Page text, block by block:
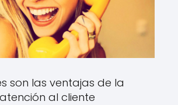
son las ventajas de la
atención al cliente